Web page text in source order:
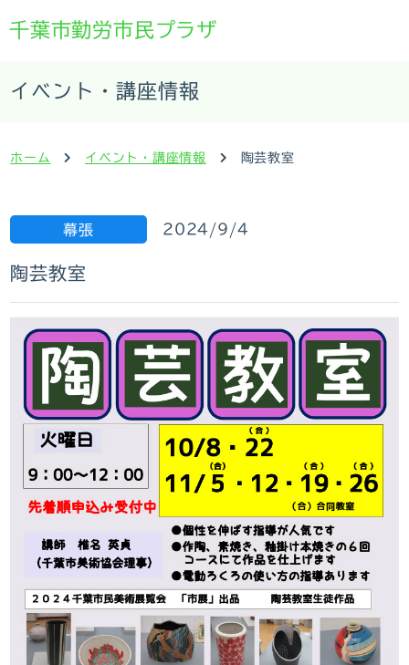
千葉市勤労市民プラザ
イベント・講座情報
ホーム イベント・講座情報 陶芸教室
幕張 2024/9/4
陶芸教室